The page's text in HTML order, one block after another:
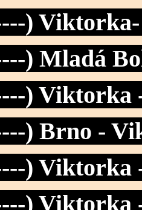
)
) Mladá
) Viktorka
) Brno -
) Viktorka
) Viktorka